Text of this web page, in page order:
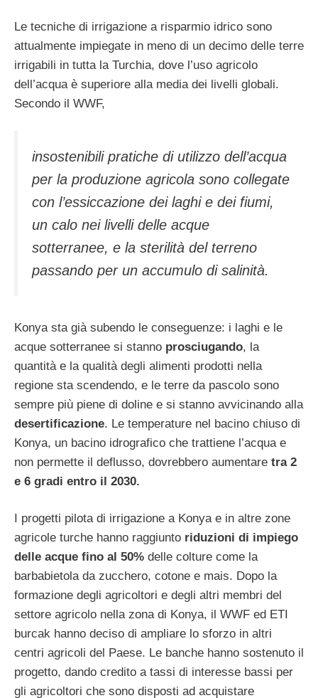
Le tecniche di irrigazione a risparmio idrico sono
attualmente impiegate in meno di un decimo delle terre
irrigabili in tutta la Turchia, dove l’uso agricolo
dell’acqua è superiore alla media dei livelli globali.
Secondo il WWF,
insostenibili pratiche di utilizzo dell’acqua
per la produzione agricola sono collegate
con l’essiccazione dei laghi e dei fiumi,
un calo nei livelli delle acque
sotterranee, e la sterilità del terreno
passando per un accumulo di salinità.
Konya sta già subendo le conseguenze: i laghi e le
acque sotterranee si stanno prosciugando, la
quantità e la qualità degli alimenti prodotti nella
regione sta scendendo, e le terre da pascolo sono
sempre più piene di doline e si stanno avvicinando alla
desertificazione. Le temperature nel bacino chiuso di
Konya, un bacino idrografico che trattiene l’acqua e
non permette il deflusso, dovrebbero aumentare tra 2
e 6 gradi entro il 2030.
I progetti pilota di irrigazione a Konya e in altre zone
agricole turche hanno raggiunto riduzioni di impiego
delle acque fino al 50% delle colture come la
barbabietola da zucchero, cotone e mais. Dopo la
formazione degli agricoltori e degli altri membri del
settore agricolo nella zona di Konya, il WWF ed ETI
burcak hanno deciso di ampliare lo sforzo in altri
centri agricoli del Paese. Le banche hanno sostenuto il
progetto, dando credito a tassi di interesse bassi per
gli agricoltori che sono disposti ad acquistare